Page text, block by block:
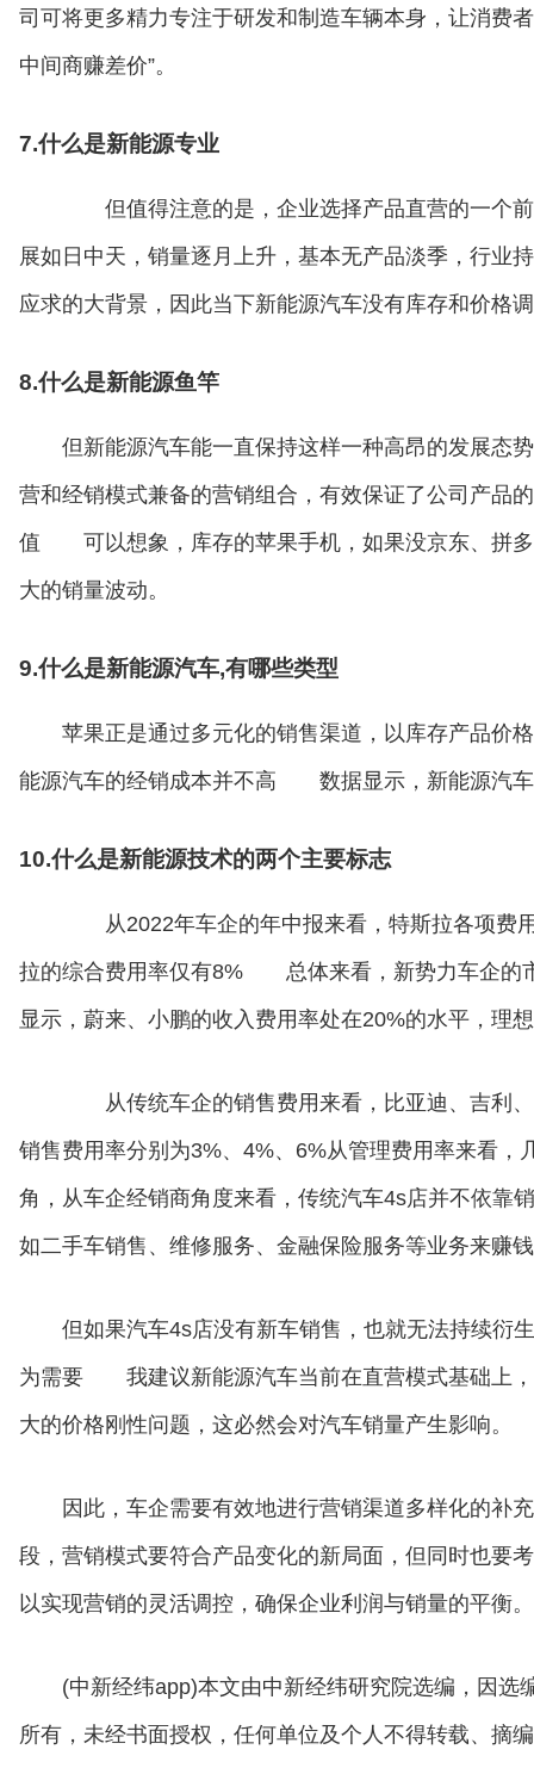
司可将更多精力专注于研发和制造车辆本身，让消费
中间商赚差价”。
7.什么是新能源专业
但值得注意的是，企业选择产品直营的一个前
展如日中天，销量逐月上升，基本无产品淡季，行业
应求的大背景，因此当下新能源汽车没有库存和价格
8.什么是新能源鱼竿
但新能源汽车能一直保持这样一种高昂的发展
营和经销模式兼备的营销组合，有效保证了公司产品
值 可以想象，库存的苹果手机，如果没京东、拼多
大的销量波动。
9.什么是新能源汽车,有哪些类型
苹果正是通过多元化的销售渠道，以库存产品价
能源汽车的经销成本并不高 数据显示，新能源汽车
10.什么是新能源技术的两个主要标志
从2022年车企的年中报来看，特斯拉各项费
拉的综合费用率仅有8% 总体来看，新势力车企的
显示，蔚来、小鹏的收入费用率处在20%的水平，理
从传统车企的销售费用来看，比亚迪、吉利、
销售费用率分别为3%、4%、6%从管理费用率来看
角，从车企经销商角度来看，传统汽车4s店并不依靠
如二手车销售、维修服务、金融保险服务等业务来赚
但如果汽车4s店没有新车销售，也就无法持续衍
为需要 我建议新能源汽车当前在直营模式基础上，
大的价格刚性问题，这必然会对汽车销量产生影响。
因此，车企需要有效地进行营销渠道多样化的
段，营销模式要符合产品变化的新局面，但同时也要
以实现营销的灵活调控，确保企业利润与销量的平衡。
(中新经纬app)本文由中新经纬研究院选编，因
所有，未经书面授权，任何单位及个人不得转载、摘